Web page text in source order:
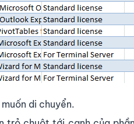
di chuyển.